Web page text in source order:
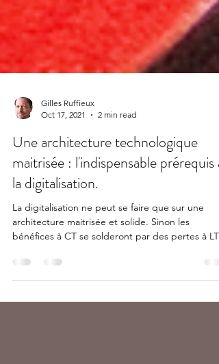
Gilles Ruffieux
Oct 17, 2021
2 min read
Une architecture technologique
maitrisée : l'indispensable prérequis à
la digitalisation.
La digitalisation ne peut se faire que sur une
architecture maitrisée et solide. Sinon les